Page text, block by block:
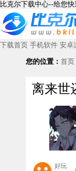
比克尔下载中心--给您快
下载首页 手机软件 安卓
您的位置： 首页
离来世
好玩
《离来世还远